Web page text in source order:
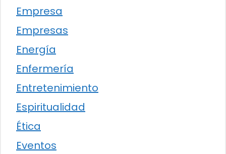
Empresa
Empresas
Energía
Enfermería
Entretenimiento
Espiritualidad
Ética
Eventos